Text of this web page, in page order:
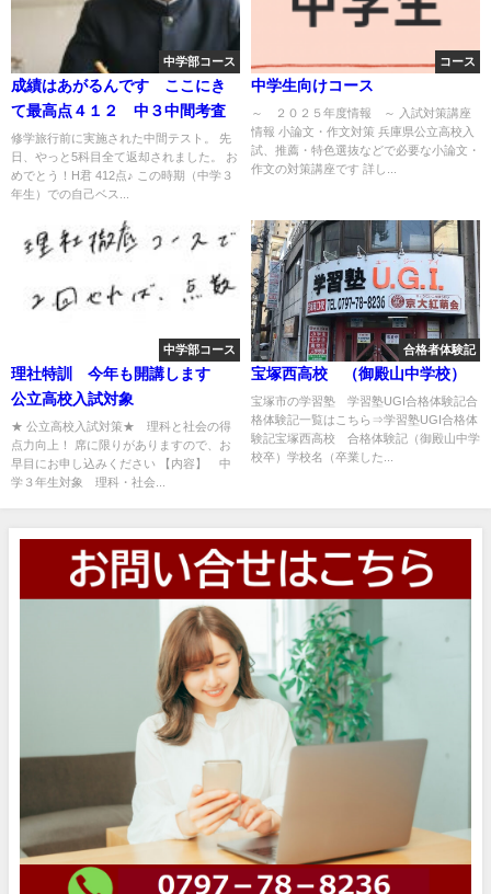
中学部コース
成績はあがるんです ここにき
て最高点４１２ 中３中間考査
修学旅行前に実施された中間テスト。 先
日、やっと5科目全て返却されました。 お
めでとう！H君 412点♪ この時期（中学３
年生）での自己ベス...
コース
中学生向けコース
～ ２０２５年度情報 ～ 入試対策講座
情報 小論文・作文対策 兵庫県公立高校入
試、推薦・特色選抜などで必要な小論文・
作文の対策講座です 詳し...
中学部コース
理社特訓 今年も開講します
公立高校入試対象
★ 公立高校入試対策★ 理科と社会の得
点力向上！ 席に限りがありますので、お
早目にお申し込みください 【内容】 中
学３年生対象 理科・社会...
合格者体験記
宝塚西高校 （御殿山中学校）
宝塚市の学習塾 学習塾UGI合格体験記合
格体験記一覧はこちら⇒学習塾UGI合格体
験記宝塚西高校 合格体験記（御殿山中学
校卒）学校名（卒業した...